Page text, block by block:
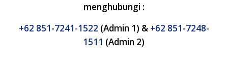
menghubungi :
+62 851-7241-1522 (Admin 1) & +62 851-7248-
1511 (Admin 2)